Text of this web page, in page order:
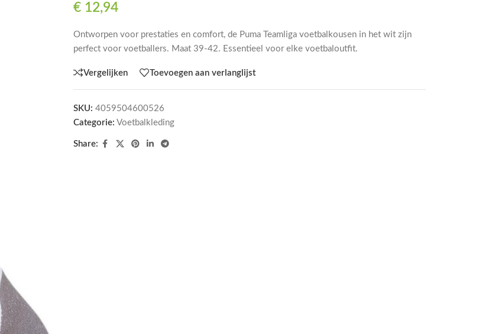
€12,94
Ontworpen voor prestaties en comfort, de Puma Teamliga voetbalkousen in het wit zijn
perfect voor voetballers. Maat 39-42. Essentieel voor elke voetbaloutfit.
Vergelijken Toevoegen aan verlanglijst
SKU: 4059504600526
Categorie: Voetbalkleding
Share: